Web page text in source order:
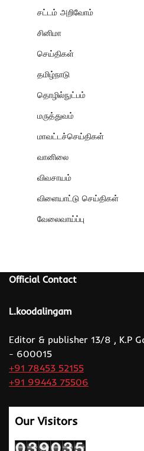
சட்டம் அறிவோம்
சினிமா
செய்திகள்
தமிழ்நாடு
தொழில்நுட்பம்
மருத்துவம்
மாவட்டச்செய்திகள்
வானிலை
விவசாயம்
விளையாட்டு செய்திகள்
வேலைவாய்ப்பு
Official Contact
L.koodalingam
Editor & publisher 13/8 , K.P
- 600015
+91 78453 52155
+91 99443 75506
Our Visitors